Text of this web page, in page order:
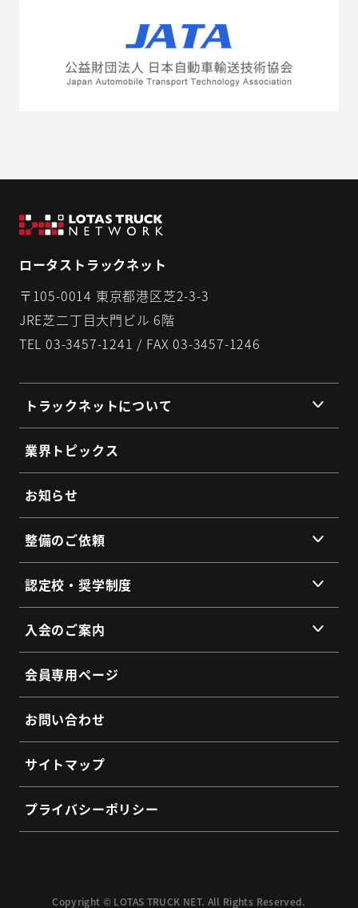
ロータストラックネット
〒105-0014 東京都港区芝2-3-3
JRE芝二丁目大門ビル 6階
TEL 03-3457-1241 / FAX 03-3457-1246
トラックネットについて
組織理念
組織概要
代表挨拶
提携企業・団体一覧
総会・地区会・研修会
会員同士のネットワークづくり
SDGs宣言
業界トピックス
お知らせ
整備のご依頼
提供サービス
サービス拠点
よくあるご質問
整備・メンテナンス依頼フォーム
認定校・奨学制度
認定校制度について
全国トラックネット企業紹介
よくあるご質問
認定制度に関するお問い合わせ
入会のご案内
入会の3つのメリット
会員インタビュー
よくあるご質問
入会希望フォーム
会員専用ページ
お問い合わせ
サイトマップ
プライバシーポリシー
Copyright © LOTAS TRUCK NET. All Rights Reserved.